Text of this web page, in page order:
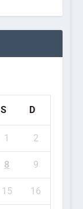
S D
1 2
8 9
15 16